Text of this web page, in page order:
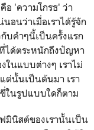
'ความโกรธ' ว่า
อนว่าเมื่อเราได้รู้จัก
บคำๆนี้เป็นครั้งแรก
ได้ตระหนักถึงปัญหา
ในแบบต่างๆ เราไม่
ต่นั้นเป็นต้นมา เรา
ในรูปแบบใดก็ตาม
ฟมินิสต์ของเรานั้นเป็น